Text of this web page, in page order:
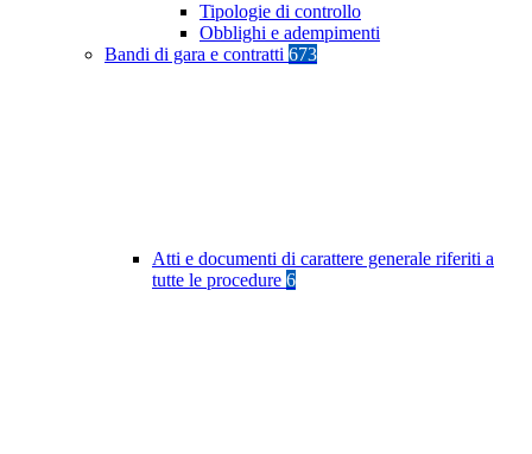
Tipologie di controllo
Obblighi e adempimenti
Bandi di gara e contratti 673
Atti e documenti di carattere generale riferiti a
tutte le procedure 6